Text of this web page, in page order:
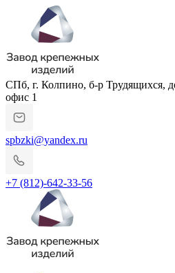
СПб, г. Колпино, б-р Трудящихся,
офис 1
spbzki@yandex.ru
+7 (812)-642-33-56